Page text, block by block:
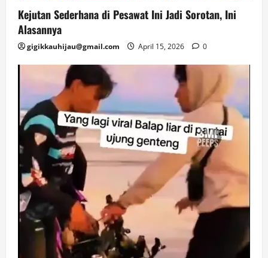
Kejutan Sederhana di Pesawat Ini Jadi Sorotan, Ini
Alasannya
gigikkauhijau@gmail.com April 15, 2026 0